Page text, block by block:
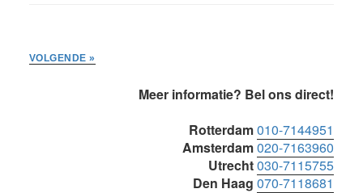
VOLGENDE »
Meer informatie? Bel ons direct!
Rotterdam010-7144951
Amsterdam020-7163960
Utrecht030-7115755
Den Haag 070-7118681